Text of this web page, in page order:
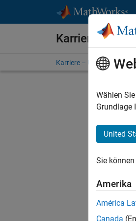
Karriere bei
Karriere – Übersicht
Wählen
Grundlage
United
Sie
Amerika
América
Canada